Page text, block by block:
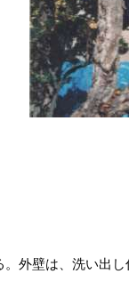
外壁は、洗い出